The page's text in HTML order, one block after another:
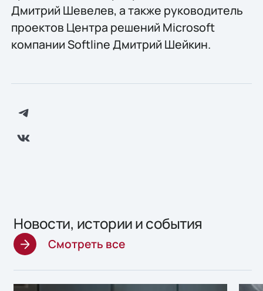
Дмитрий Шевелев, а также руководитель
проектов Центра решений Microsoft
компании Softline Дмитрий Шейкин.
Новости, истории и события
Смотреть все